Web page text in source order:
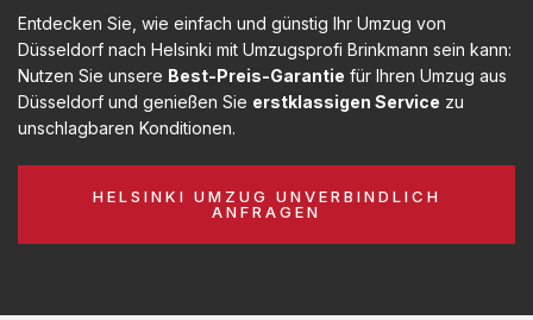
Entdecken Sie, wie einfach und günstig Ihr Umzug von
Düsseldorf nach Helsinki mit Umzugsprofi Brinkmann sein kann:
Nutzen Sie unsere Best-Preis-Garantie für Ihren Umzug aus
Düsseldorf und genießen Sie erstklassigen Service zu
unschlagbaren Konditionen.
HELSINKI UMZUG UNVERBINDLICH
ANFRAGEN